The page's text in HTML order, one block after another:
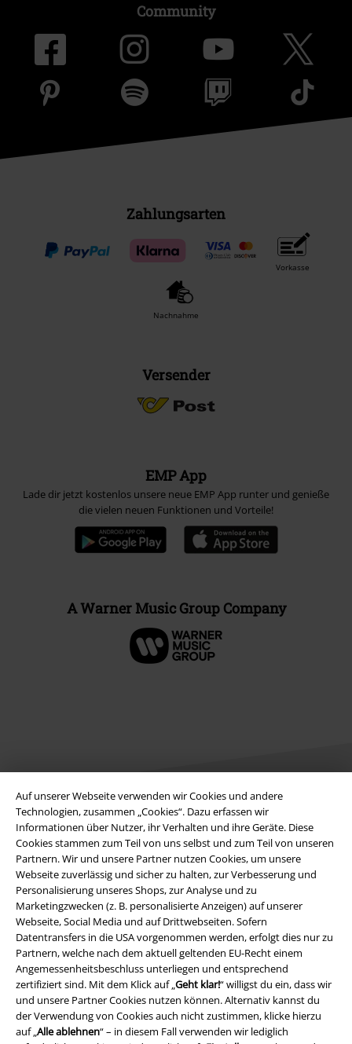
Auf unserer Webseite verwenden wir Cookies und andere
Technologien, zusammen „Cookies“. Dazu erfassen wir
Informationen über Nutzer, ihr Verhalten und ihre Geräte. Diese
Cookies stammen zum Teil von uns selbst und zum Teil von unseren
Partnern. Wir und unsere Partner nutzen Cookies, um unsere
Webseite zuverlässig und sicher zu halten, zur Verbesserung und
Personalisierung unseres Shops, zur Analyse und zu
Marketingzwecken (z. B. personalisierte Anzeigen) auf unserer
Webseite, Social Media und auf Drittwebseiten. Sofern
Datentransfers in die USA vorgenommen werden, erfolgt dies nur zu
Partnern, welche nach dem aktuell geltenden EU-Recht einem
Angemessenheitsbeschluss unterliegen und entsprechend
zertifiziert sind. Mit dem Klick auf „Geht klar!“ willigst du ein, dass wir
und unsere Partner Cookies nutzen können. Alternativ kannst du
der Verwendung von Cookies auch nicht zustimmen, klicke hierzu
auf „Alle ablehnen“ – in diesem Fall verwenden wir lediglich
Community
Zahlungsarten
Vorkasse
Nachnahme
Versender
EMP App
Lade dir jetzt kostenlos unsere neue EMP App runter und genieße
die vielen neuen Funktionen und Vorteile!
A Warner Music Group Company
Rechtliches
AGB
Impressum
Datenschutz
Entsorgung und Umweltschutz
Konformitätserklärung
Information zur Barrierefreiheit